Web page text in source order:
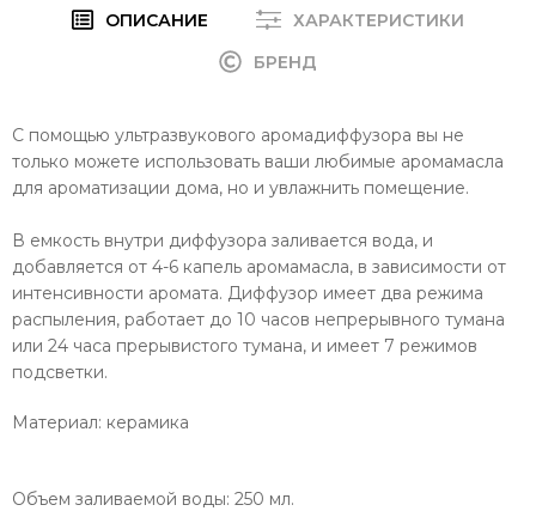
ОПИСАНИЕ
ХАРАКТЕРИСТИКИ
БРЕНД
С помощью ультразвукового аромадиффузора вы не
только можете использовать ваши любимые аромамасла
для ароматизации дома, но и увлажнить помещение.
В емкость внутри диффузора заливается вода, и
добавляется от 4-6 капель аромамасла, в зависимости от
интенсивности аромата. Диффузор имеет два режима
распыления, работает до 10 часов непрерывного тумана
или 24 часа прерывистого тумана, и имеет 7 режимов
подсветки.
Материал: керамика
Объем заливаемой воды: 250 мл.